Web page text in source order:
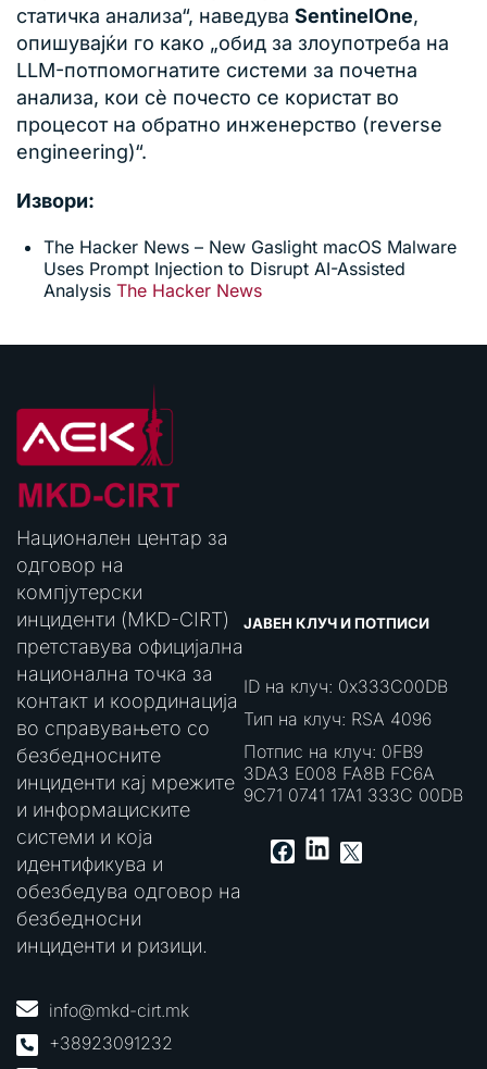
статичка анализа“, наведува SentinelOne,
опишувајќи го како „обид за злоупотреба на
LLM-потпомогнатите системи за почетна
анализа, кои сè почесто се користат во
процесот на обратно инженерство (reverse
engineering)“.
Извори:
The Hacker News – New Gaslight macOS Malware
Uses Prompt Injection to Disrupt AI-Assisted
Analysis The Hacker News
Национален центар за
одговор на
компјутерски
инциденти (MKD-CIRT)
претставува официјална
национална точка за
контакт и координација
во справувањето со
безбедносните
инциденти кај мрежите
и информациските
системи и која
идентификува и
обезбедува одговор на
безбедносни
инциденти и ризици.
info@mkd-cirt.mk
+38923091232
ЈАВЕН КЛУЧ И ПОТПИСИ
ID на клуч: 0x333C00DB
Тип на клуч: RSA 4096
Потпис на клуч: 0FB9
3DA3 E008 FA8B FC6A
9C71 0741 17A1 333C 00DB
Facebook
LinkedIn
X